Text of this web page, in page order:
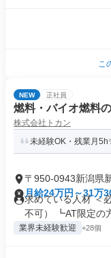
こ
NEW 正社員
燃料・バイオ燃料
株式会社トカン
未経験OK・残業月
〒950-0943新潟県
月給24万円～31万
求めている人材 ＜
不可） ┗AT限定の
業界未経験歓迎 +28個